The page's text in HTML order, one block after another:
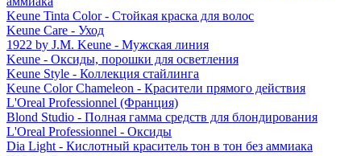
Keune Tinta Color - Стойкая краска для волос
Keune Care - Уход
1922 by J.M. Keune - Мужская линия
Keune - Оксиды, порошки для осветления
Keune Style - Коллекция стайлинга
Keune Color Chameleon - Красители прямого действия
L'Oreal Professionnel (Франция)
Blond Studio - Полная гамма средств для блондирования
L'Oreal Professionnel - Оксиды
Dia Light - Кислотный краситель тон в тон без аммиака